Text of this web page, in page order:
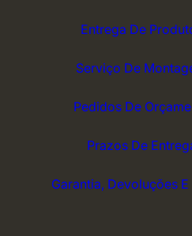
Entrega De
Serviço De
Pedidos De
Prazos De
Garantia, Devoluções